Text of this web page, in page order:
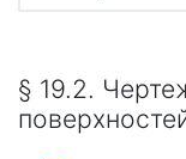
§ 19.2.